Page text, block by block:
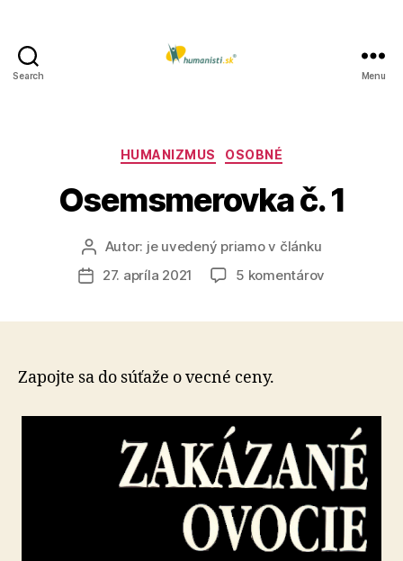
Search Menu
Kategórie
HUMANIZMUS OSOBNÉ
Osemsmerovka č. 1
Autor
článku
Autor: je uvedený priamo v článku
Dátum
27. apríla 2021 5 komentárov
Zapojte sa do súťaže o vecné ceny.